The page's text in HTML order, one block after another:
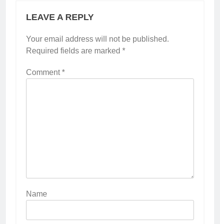
LEAVE A REPLY
Your email address will not be published.
Required fields are marked *
Comment*
Name